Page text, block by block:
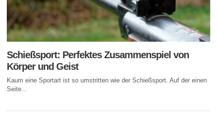
Schießsport: Perfektes Zusammenspiel von
Körper und Geist
Kaum eine Sportart ist so umstritten wie der Schießsport. Auf der einen
Seite...